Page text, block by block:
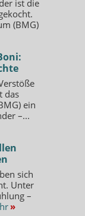
ist die
(BMG)
das
ein
–...
sich
Unter
–
»